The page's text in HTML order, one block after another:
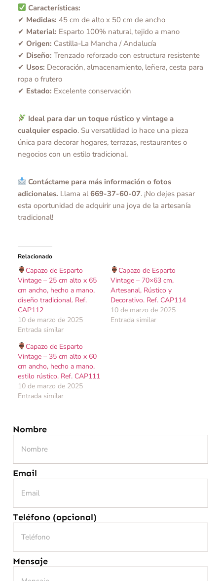
Características:
✔ Medidas: 45 cm de alto x 50 cm de ancho
✔ Material: Esparto 100% natural, tejido a mano
✔ Origen: Castilla-La Mancha / Andalucía
✔ Diseño: Trenzado reforzado con estructura resistente
✔ Usos: Decoración, almacenamiento, leñera, cesta para
ropa o frutero
✔ Estado: Excelente conservación
Ideal para dar un toque rústico y vintage a
cualquier espacio. Su versatilidad lo hace una pieza
única para decorar hogares, terrazas, restaurantes o
negocios con un estilo tradicional.
Contáctame para más información o fotos
adicionales. Llama al669-37-60-07. ¡No dejes pasar
esta oportunidad de adquirir una joya de la artesanía
tradicional!
Relacionado
Capazo de Esparto
Vintage – 25 cm alto x 65
cm ancho, hecho a mano,
diseño tradicional. Ref.
CAP112
10 de marzo de 2025
Entrada similar
Capazo de Esparto
Vintage – 70×63 cm,
Artesanal, Rústico y
Decorativo. Ref. CAP114
10 de marzo de 2025
Entrada similar
Capazo de Esparto
Vintage – 35 cm alto x 60
cm ancho, hecho a mano,
estilo rústico. Ref. CAP111
10 de marzo de 2025
Entrada similar
Nombre
Email
Teléfono (opcional)
Mensaje